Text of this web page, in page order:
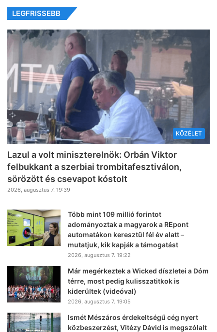
LEGFRISSEBB
KÖZÉLET
Lazul a volt miniszterelnök: Orbán Viktor
felbukkant a szerbiai trombitafesztiválon,
sörözött és csevapot kóstolt
2026, augusztus 7. 19:39
Több mint 109 millió forintot
adományoztak a magyarok a REpont
automatákon keresztül fél év alatt –
mutatjuk, kik kapják a támogatást
2026, augusztus 7. 19:22
Már megérkeztek a Wicked díszletei a Dóm
térre, most pedig kulisszatitkok is
kiderültek (videóval)
2026, augusztus 7. 19:05
Ismét Mészáros érdekeltségű cég nyert
közbeszerzést, Vitézy Dávid is megszólalt